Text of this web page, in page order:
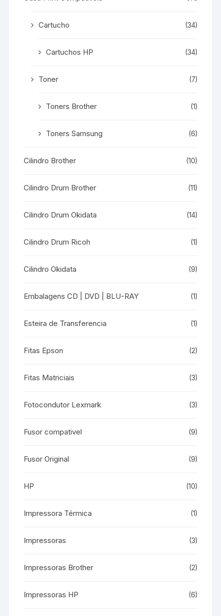
Cartucho (34)
Cartuchos HP (34)
Toner (7)
Toners Brother (1)
Toners Samsung (6)
Cilindro Brother (10)
Cilindro Drum Brother (11)
Cilindro Drum Okidata (14)
Cilindro Drum Ricoh (1)
Cilindro Okidata (9)
Embalagens CD | DVD | BLU-RAY (1)
Esteira de Transferencia (1)
Fitas Epson (2)
Fitas Matriciais (3)
Fotocondutor Lexmark (3)
Fusor compativel (9)
Fusor Original (9)
HP (10)
Impressora Térmica (1)
Impressoras (3)
Impressoras Brother (2)
Impressoras HP (6)